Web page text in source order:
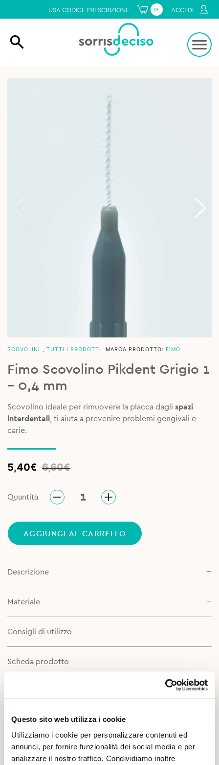
Questo sito web utilizza i cookie
Utilizziamo i cookie per personalizzare contenuti ed
annunci, per fornire funzionalità dei social media e per
analizzare il nostro traffico. Condividiamo inoltre
USA CODICE PRESCRIZIONE 0 ACCEDI
SCOVOLINI TUTTI I PRODOTTI MARCA PRODOTTO: FIMO
Fimo Scovolino Pikdent Grigio 1
– 0,4 mm
Scovolino ideale per rimuovere la placca dagli spazi
interdentali , ti aiuta a prevenire problemi gengivali e
carie.
6,60€
Original
6,60€.
5,40€
Current
5,40€.
Quantità
AGGIUNGI AL CARRELLO
Descrizione
Materiale
Consigli di utilizzo
Scheda prodotto